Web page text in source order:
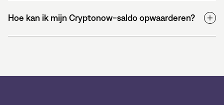
Hoe kan ik mijn Cryptonow-saldo opwaarderen?